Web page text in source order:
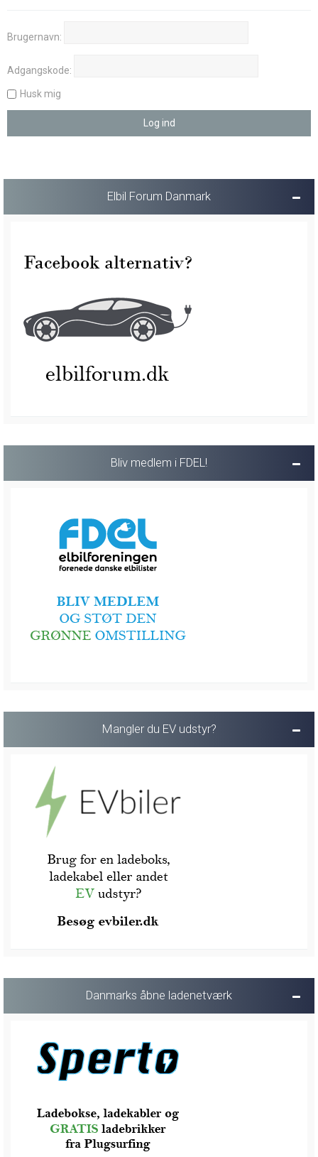
Brugernavn:
Adgangskode:
Husk mig
Elbil Forum Danmark
Bliv medlem i FDEL!
Mangler du EV udstyr?
Danmarks åbne ladenetværk